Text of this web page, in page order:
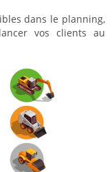
dans le planning,
vos clients au